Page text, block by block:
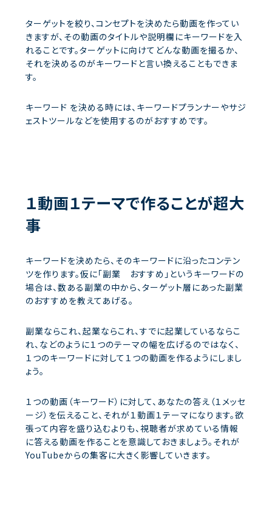
ターゲットを絞り、コンセプトを決めたら動画を作ってい
きますが、その動画のタイトルや説明欄にキーワードを入
れることです。ターゲットに向けてどんな動画を撮るか、
それを決めるのがキーワードと言い換えることもできま
す。
キーワード を決める時には、キーワードプランナーやサジ
ェストツールなどを使用するのがおすすめです。
１動画１テーマで作ることが超大
事
キーワードを決めたら、そのキーワードに沿ったコンテン
ツを作ります。仮に「副業 おすすめ」というキーワードの
場合は、数ある副業の中から、ターゲット層にあった副業
のおすすめを教えてあげる。
副業ならこれ、起業ならこれ、すでに起業しているならこ
れ、などのように１つのテーマの幅を広げるのではなく、
１つのキーワードに対して１つの動画を作るようにしまし
ょう。
１つの動画（キーワード）に対して、あなたの答え（１メッセ
ージ）を伝えること、それが１動画１テーマになります。欲
張って内容を盛り込むよりも、視聴者が求めている情報
に答える動画を作ることを意識しておきましょう。それが
YouTubeからの集客に大きく影響していきます。